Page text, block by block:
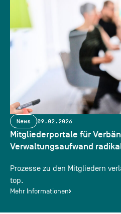
News 09.02.2026
Mitgliederportale für
Verwaltungsaufwand
Prozesse zu den Mitgliedern
top.
Mehr Informationen